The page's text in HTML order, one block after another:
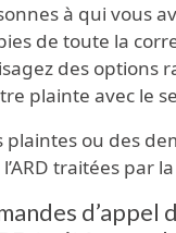
à qui vous
de toute la
des options
plainte avec le
plaintes ou des
traitées par
d’appel